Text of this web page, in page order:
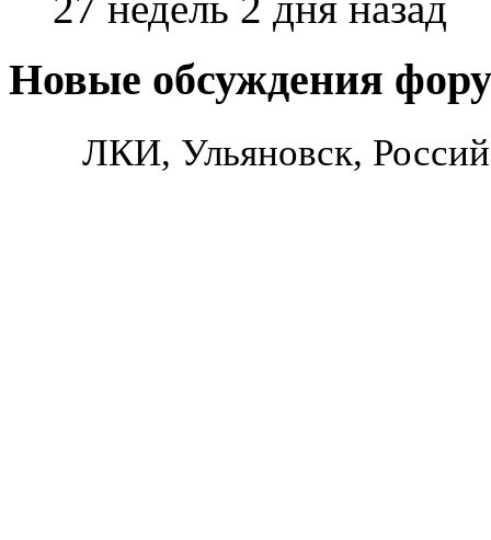
Новые обсуждения
ЛКИ, Ульяновск,